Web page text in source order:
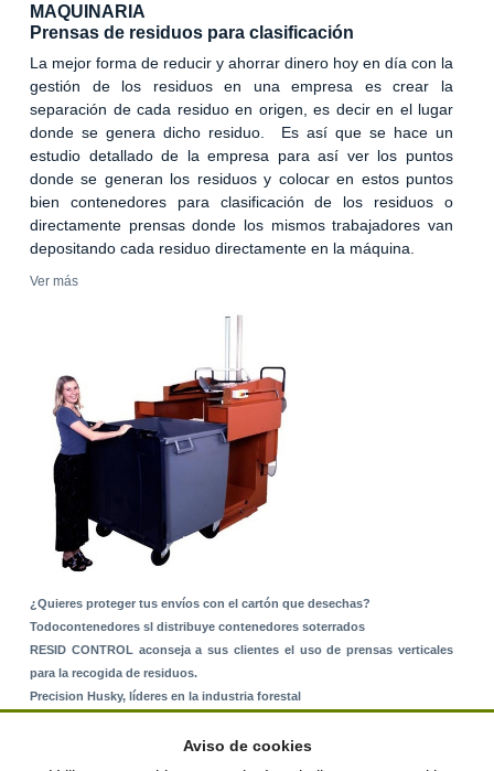
MAQUINARIA
Prensas de residuos para clasificación
La mejor forma de reducir y ahorrar dinero hoy en día con la
gestión de los residuos en una empresa es crear la
separación de cada residuo en origen, es decir en el lugar
donde se genera dicho residuo. Es así que se hace un
estudio detallado de la empresa para así ver los puntos
donde se generan los residuos y colocar en estos puntos
bien contenedores para clasificación de los residuos o
directamente prensas donde los mismos trabajadores van
depositando cada residuo directamente en la máquina.
Ver más
¿Quieres proteger tus envíos con el cartón que desechas?
Todocontenedores sl distribuye contenedores soterrados
RESID CONTROL aconseja a sus clientes el uso de prensas verticales
para la recogida de residuos.
Precision Husky, líderes en la industria forestal
Aviso de cookies